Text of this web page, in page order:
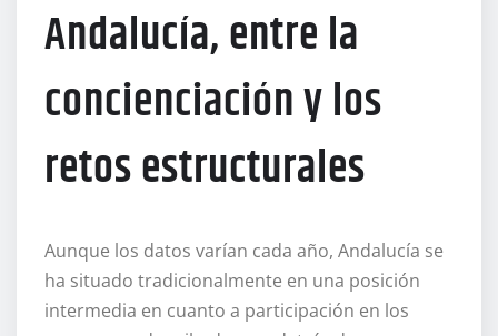
Andalucía, entre la
concienciación y los
retos estructurales
Aunque los datos varían cada año, Andalucía se
ha situado tradicionalmente en una posición
intermedia en cuanto a participación en los